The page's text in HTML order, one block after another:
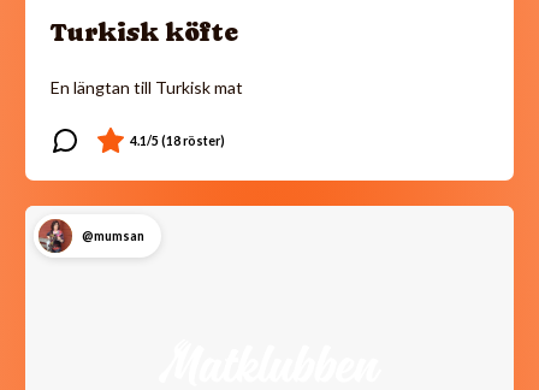
Turkisk köfte
En längtan till Turkisk mat
@mumsan